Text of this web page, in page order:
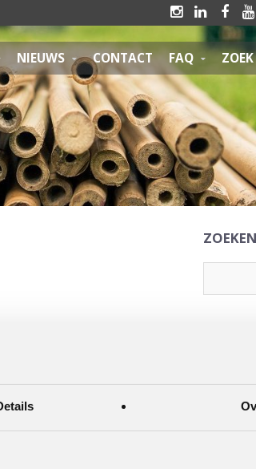
   
NIEUWS CONTACT FAQ
ZOEKEN